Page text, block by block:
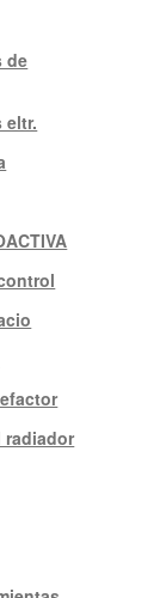
de
eltr.
radiador